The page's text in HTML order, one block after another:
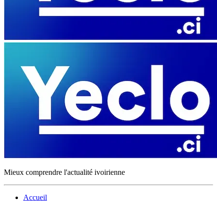
Mieux comprendre l'actualité ivoirienne
Accueil